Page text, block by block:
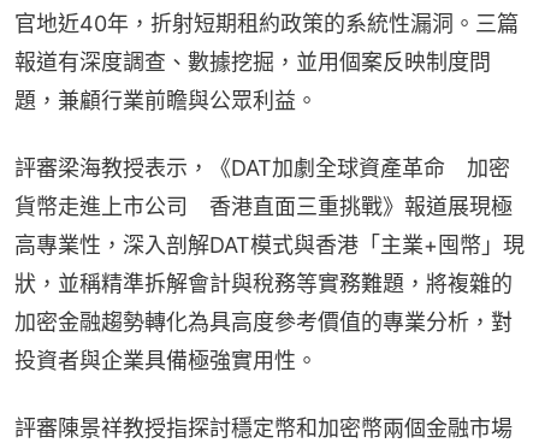
官地近40年，折射短期租約政策的系統性漏洞。三篇
報道有深度調查、數據挖掘，並用個案反映制度問
題，兼顧行業前瞻與公眾利益。
評審梁海教授表示，《DAT加劇全球資產革命　加密
貨幣走進上市公司　香港直面三重挑戰》報道展現極
高專業性，深入剖解DAT模式與香港「主業+囤幣」現
狀，並稱精準拆解會計與稅務等實務難題，將複雜的
加密金融趨勢轉化為具高度參考價值的專業分析，對
投資者與企業具備極強實用性。
評審陳景祥教授指探討穩定幣和加密幣兩個金融市場